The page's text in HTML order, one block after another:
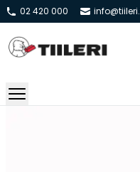
02 420 000